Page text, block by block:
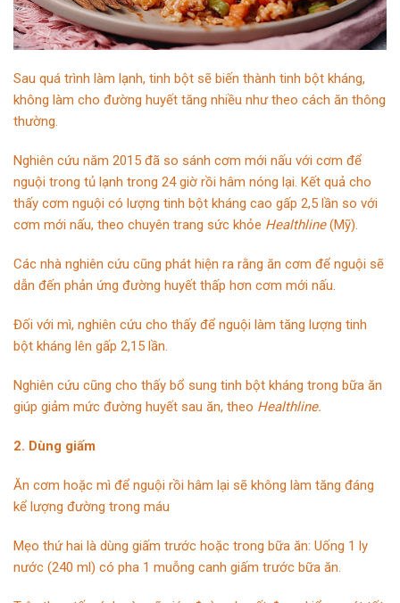
Sau quá trình làm lạnh, tinh bột sẽ biến thành tinh bột kháng,
không làm cho đường huyết tăng nhiều như theo cách ăn thông
thường.
Nghiên cứu năm 2015 đã so sánh cơm mới nấu với cơm để
nguội trong tủ lạnh trong 24 giờ rồi hâm nóng lại. Kết quả cho
thấy cơm nguội có lượng tinh bột kháng cao gấp 2,5 lần so với
cơm mới nấu, theo chuyên trang sức khỏe Healthline(Mỹ).
Các nhà nghiên cứu cũng phát hiện ra rằng ăn cơm để nguội sẽ
dẫn đến phản ứng đường huyết thấp hơn cơm mới nấu.
Đối với mì, nghiên cứu cho thấy để nguội làm tăng lượng tinh
bột kháng lên gấp 2,15 lần.
Nghiên cứu cũng cho thấy bổ sung tinh bột kháng trong bữa ăn
giúp giảm mức đường huyết sau ăn, theo Healthline.
2. Dùng giấm
Ăn cơm hoặc mì để nguội rồi hâm lại sẽ không làm tăng đáng
kể lượng đường trong máu
Mẹo thứ hai là dùng giấm trước hoặc trong bữa ăn: Uống 1 ly
nước (240 ml) có pha 1 muỗng canh giấm trước bữa ăn.